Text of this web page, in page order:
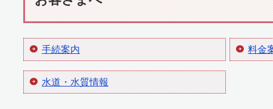
手続案内 料金
水道・水質情報